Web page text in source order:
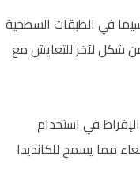
في الطبقات السطحية
من شكل لآخر للتعايش مع
في استخدام
مما يسمح للكانديدا